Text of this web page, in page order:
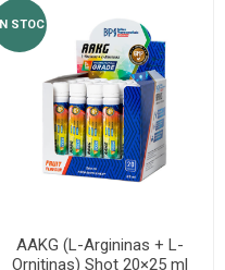
IN STOC
AAKG (L-Argininas + L-
Ornitinas) Shot 20×25 ml